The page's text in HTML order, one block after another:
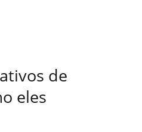
de
eles